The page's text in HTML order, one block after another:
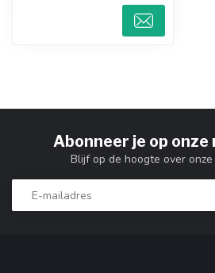
Abonneer je op
Blijf op de hoogte over